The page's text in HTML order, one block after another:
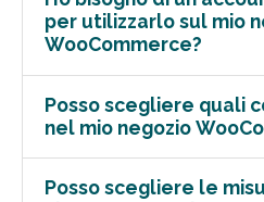
per utilizzarlo sul mio
WooCommerce?
Posso scegliere quali
nel mio negozio
Posso scegliere le